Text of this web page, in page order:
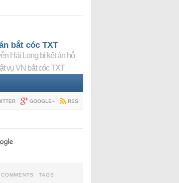
bắt cóc TXT
Hải Long bị kết án hỗ
vụ VN bắt cóc TXT
GOOGLE+ RSS
COMMENTS TAGS